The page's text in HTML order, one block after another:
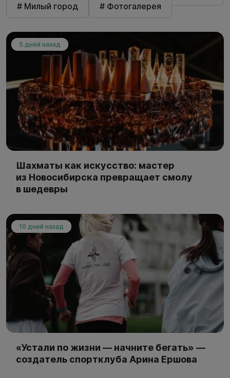
# Милый город
# Фотогалерея
5 дней назад
Шахматы как искусство: мастер
из Новосибирска превращает смолу
в шедевры
10 дней назад
«Устали по жизни — начните бегать» —
создатель спортклуба Арина Ершова